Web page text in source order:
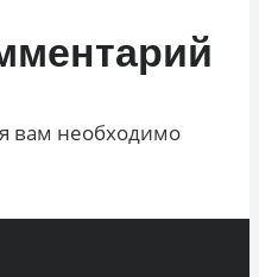
вам необходимо